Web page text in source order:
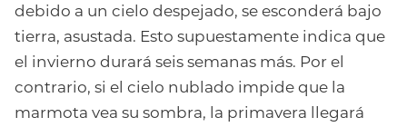
debido a un cielo despejado, se esconderá bajo
tierra, asustada. Esto supuestamente indica que
el invierno durará seis semanas más. Por el
contrario, si el cielo nublado impide que la
marmota vea su sombra, la primavera llegará